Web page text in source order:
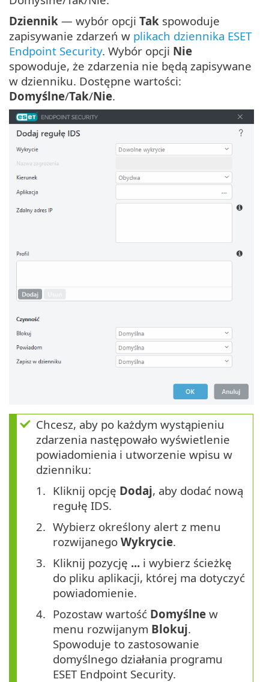
Dziennik — wybór opcji Tak spowoduje
zapisywanie zdarzeń w plikach dziennika ESET
Endpoint Security. Wybór opcji Nie
spowoduje, że zdarzenia nie będą zapisywane
w dzienniku. Dostępne wartości:
Domyślne/Tak/Nie.
Chcesz, aby po każdym wystąpieniu
zdarzenia następowało wyświetlenie
powiadomienia i utworzenie wpisu w
dzienniku:
Kliknij opcję Dodaj, aby dodać nową
regułę IDS.
Wybierz określony alert z menu
rozwijanego Wykrycie.
Kliknij pozycję ... i wybierz ścieżkę
do pliku aplikacji, której ma dotyczyć
powiadomienie.
Pozostaw wartość Domyślne w
menu rozwijanym Blokuj.
Spowoduje to zastosowanie
domyślnego działania programu
ESET Endpoint Security.